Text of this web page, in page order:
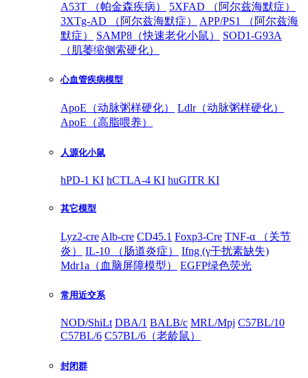
A53T （帕金森疾病）
5XFAD （阿尔兹海默症）
3XTg-AD （阿尔兹海默症）
APP/PS1 （阿尔兹海
默症）
SAMP8（快速老化小鼠）
SOD1-G93A
（肌萎缩侧索硬化）
心血管疾病模型
ApoE（动脉粥样硬化）
Ldlr（动脉粥样硬化）
ApoE（高脂喂养）
人源化小鼠
hPD-1 KI hCTLA-4 KI huGITR KI
其它模型
Lyz2-cre Alb-cre CD45.1 Foxp3-Cre TNF-α （关节
炎）
IL-10 （肠道炎症）
Ifng (γ干扰素缺失)
Mdr1a（血脑屏障模型）
EGFP绿色荧光
常用近交系
NOD/ShiLt DBA/1 BALB/c MRL/Mpj C57BL/10
C57BL/6 C57BL/6（老龄鼠）
封闭群